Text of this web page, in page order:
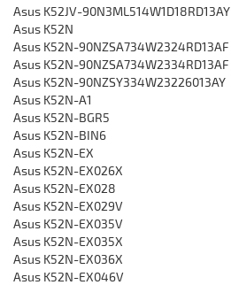
Asus K52JV-90N3ML514W1D18RD13AY
Asus K52N
Asus K52N-90NZSA734W2324RD13AF
Asus K52N-90NZSA734W2334RD13AF
Asus K52N-90NZSY334W23226013AY
Asus K52N-A1
Asus K52N-BGR5
Asus K52N-BIN6
Asus K52N-EX
Asus K52N-EX026X
Asus K52N-EX028
Asus K52N-EX029V
Asus K52N-EX035V
Asus K52N-EX035X
Asus K52N-EX036X
Asus K52N-EX046V